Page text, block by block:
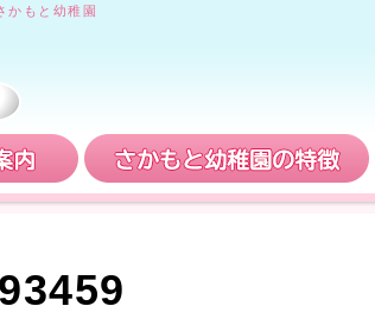
もと幼稚園
入園案内